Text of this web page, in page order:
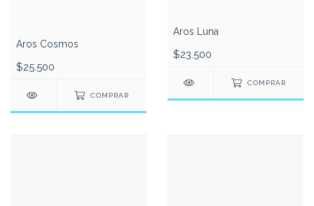
Aros Cosmos
$25.500
COMPRAR
Aros Luna
$23.500
COMPRAR